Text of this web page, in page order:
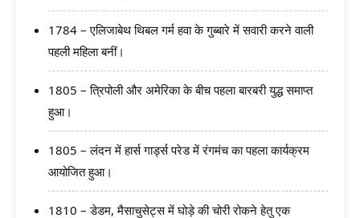
1784 – एलिजाबेथ थिबल गर्म हवा के गुब्बारे में सवारी करने वाली
पहली महिला बनीं।
1805 – त्रिपोली और अमेरिका के बीच पहला बारबरी युद्ध समाप्त
हुआ।
1805 – लंदन में हार्स गार्ड्स परेड में रंगमंच का पहला कार्यक्रम
आयोजित हुआ।
1810 – डेडम, मैसाचुसेट्स में घोड़े की चोरी रोकने हेतु एक